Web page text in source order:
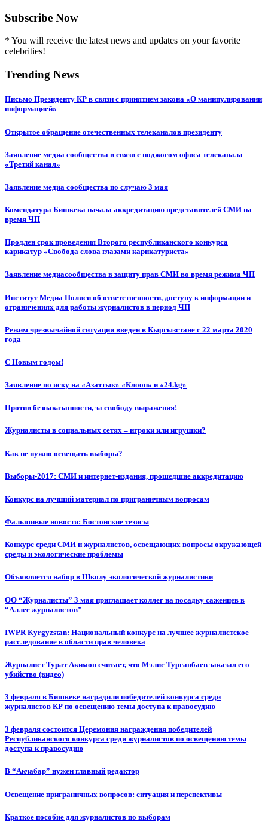
Subscribe Now
* You will receive the latest news and updates on your favorite
celebrities!
Trending News
Письмо Президенту КР в связи с принятием закона «О манипулировании
информацией»
Открытое обращение отечественных телеканалов президенту
Заявление медиа сообщества в связи с поджогом офиса телеканала
«Третий канал»
Заявление медиа сообщества по случаю 3 мая
Комендатура Бишкека начала аккредитацию представителей СМИ на
время ЧП
Продлен срок проведения Второго республиканского конкурса
карикатур «Свобода слова глазами карикатуриста»
Заявление медиасообщества в защиту прав СМИ во время режима ЧП
Институт Медиа Полиси об ответственности, доступу к информации и
ограничениях для работы журналистов в период ЧП
Режим чрезвычайной ситуации введен в Кыргызстане с 22 марта 2020
года
С Новым годом!
Заявление по иску на «Азаттык» «Клооп» и «24.kg»
Против безнаказанности, за свободу выражения!
Журналисты в социальных сетях – игроки или игрушки?
Как не нужно освещать выборы?
Выборы-2017: СМИ и интернет-издания, прошедшие аккредитацию
Конкурс на лучший материал по приграничным вопросам
Фальшивые новости: Бостонские тезисы
Конкурс среди СМИ и журналистов, освещающих вопросы окружающей
среды и экологические проблемы
Объявляется набор в Школу экологической журналистики
ОО “Журналисты” 3 мая приглашает коллег на посадку саженцев в
“Аллее журналистов”
IWPR Kyrgyzstan: Национальный конкурс на лучшее журналистское
расследование в области прав человека
Журналист Турат Акимов считает, что Мэлис Турганбаев заказал его
убийство (видео)
3 февраля в Бишкеке наградили победителей конкурса среди
журналистов КР по освещению темы доступа к правосудию
3 февраля состоится Церемония награждения победителей
Республиканского конкурса среди журналистов по освещению темы
доступа к правосудию
В “Акчабар” нужен главный редактор
Освещение приграничных вопросов: ситуация и перспективы
Краткое пособие для журналистов по выборам